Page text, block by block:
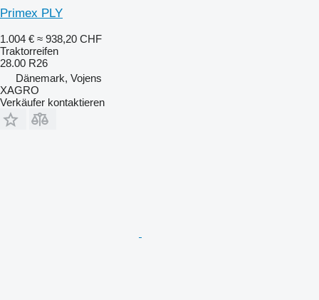
Primex PLY
1.004 € ≈ 938,20 CHF
Traktorreifen
28.00 R26
Dänemark, Vojens
XAGRO
Verkäufer kontaktieren